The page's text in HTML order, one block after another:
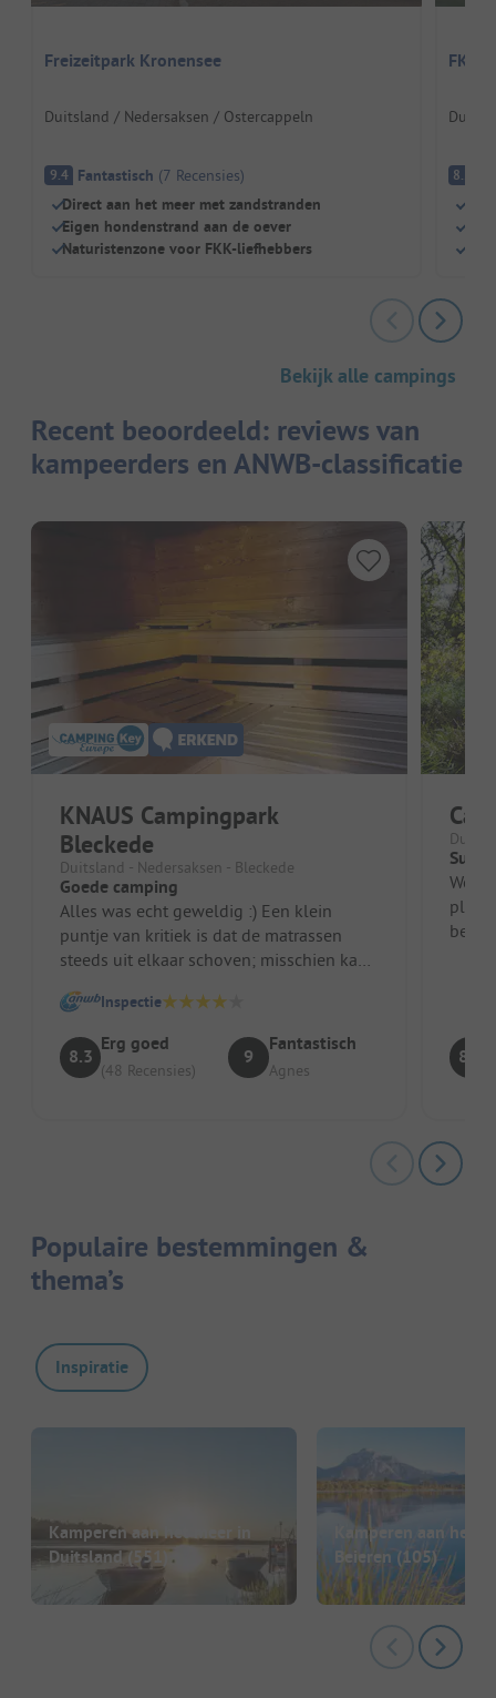
Freizeitpark Kronensee
Duitsland / Nedersaksen / Ostercappeln
9.4 Fantastisch (7 Recensies)
Direct aan het meer met zandstranden
Eigen hondenstrand aan de oever
Naturistenzone voor FKK-liefhebbers
FKK-
8.2
Bekijk alle campings
Recent beoordeeld: reviews van
kampeerders en ANWB-classificatie
KNAUS Campingpark
Bleckede
Duitsland - Nedersaksen - Bleckede
Goede camping
Alles was echt geweldig :) Een klein
puntje van kritiek is dat de matrassen
steeds uit elkaar schoven; misschien kan
Inspectie
8.3
Erg goed
(48 Recensies)
9
Fantastisch
Agnes
We
plek,
8.4
Populaire bestemmingen &
thema’s
Inspiratie
Kamperen aan het meer in
Duitsland(551)
Kamperen aan het
Beieren(105)